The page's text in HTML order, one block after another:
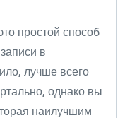
простой способ
в
лучше всего
однако вы
наилучшим